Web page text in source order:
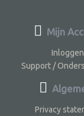
Mijn
Inloggen
Support /
Privacy